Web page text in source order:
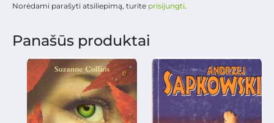
Norėdami parašyti atsiliepimą, turite prisijungti.
Panašūs produktai